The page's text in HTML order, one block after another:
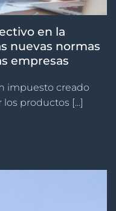
en la
nuevas normas
empresas
impuesto creado
productos [...]